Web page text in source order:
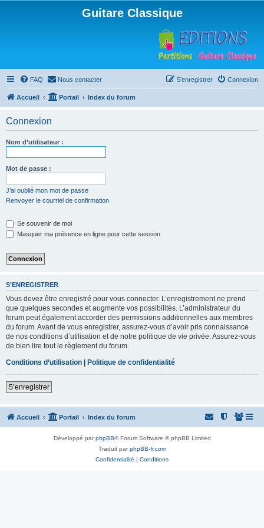
Guitare Classique
FAQ Nous contacter Connexion
S’enregistrer
Accueil Portail Index du forum
Connexion
Nom d’utilisateur :
Mot de passe :
J’ai oublié mon mot de passe
Renvoyer le courriel de confirmation
Se souvenir de moi
Masquer ma présence en ligne pour cette session
S’ENREGISTRER
Vous devez être enregistré pour vous connecter. L’enregistrement ne prend
que quelques secondes et augmente vos possibilités. L’administrateur du
forum peut également accorder des permissions additionnelles aux membres
du forum. Avant de vous enregistrer, assurez-vous d’avoir pris connaissance
de nos conditions d’utilisation et de notre politique de vie privée. Assurez-vous
de bien lire tout le règlement du forum.
Conditions d’utilisation | Politique de confidentialité
S’enregistrer
Accueil Portail Index du forum
Développé parphpBB® Forum Software © phpBB Limited
Traduit parphpBB-fr.com
Confidentialité | Conditions